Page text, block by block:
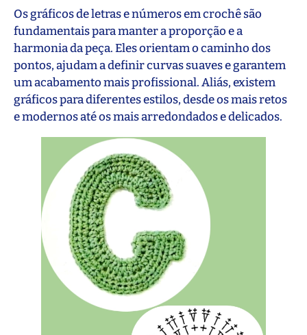
Os gráficos de letras e números em crochê são
fundamentais para manter a proporção e a
harmonia da peça. Eles orientam o caminho dos
pontos, ajudam a definir curvas suaves e garantem
um acabamento mais profissional. Aliás, existem
gráficos para diferentes estilos, desde os mais retos
e modernos até os mais arredondados e delicados.